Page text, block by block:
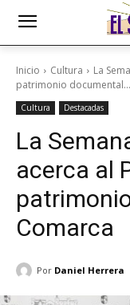
Inicio Cultura
La
patrimonio documental...
Cultura Destacadas
La
acerca al
Comarca
Por Daniel Herrera